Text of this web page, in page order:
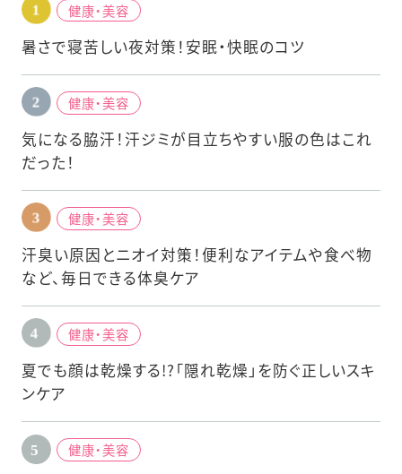
健康・美容
暑さで寝苦しい夜対策！安眠・快眠のコツ
健康・美容
気になる脇汗！汗ジミが目立ちやすい服の色はこれ
だった！
健康・美容
汗臭い原因とニオイ対策！便利なアイテムや食べ物
など、毎日できる体臭ケア
健康・美容
夏でも顔は乾燥する!?「隠れ乾燥」を防ぐ正しいスキ
ンケア
健康・美容